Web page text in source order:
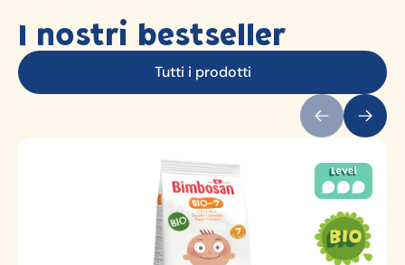
I nostri bestseller
Tutti i prodotti